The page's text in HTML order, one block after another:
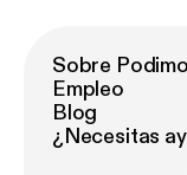
Sobre Podimo
Empleo
Blog
¿Necesitas